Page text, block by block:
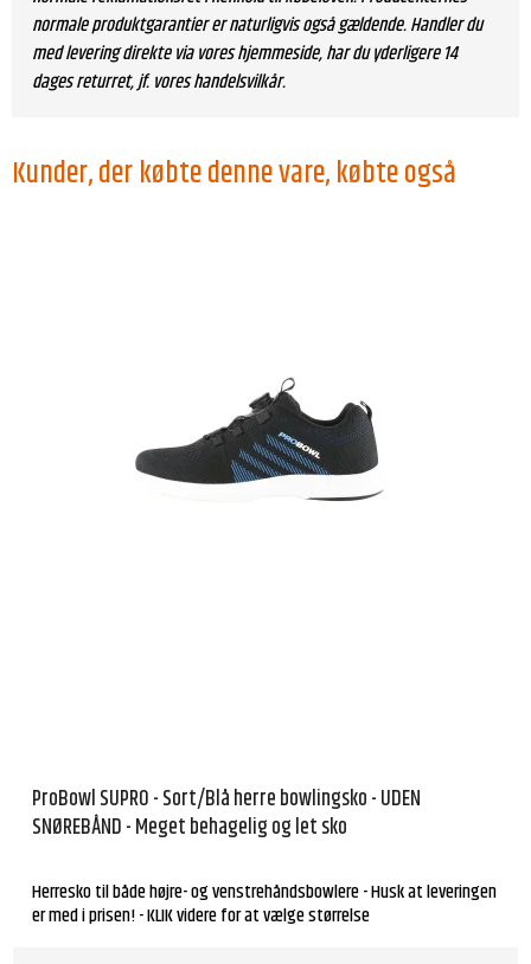
normale produktgarantier er naturligvis også gældende. Handler du
med levering direkte via vores hjemmeside, har du yderligere 14
dages returret, jf. vores handelsvilkår.
Kunder, der købte denne vare, købte også
ProBowl SUPRO - Sort/Blå herre bowlingsko - UDEN
SNØREBÅND - Meget behagelig og let sko
Herresko til både højre- og venstrehåndsbowlere - Husk at leveringen
er med i prisen! - KLIK videre for at vælge størrelse